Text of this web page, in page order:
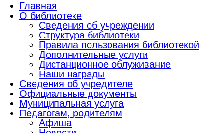
Главная
О библиотеке
Сведения об учреждении
Структура библиотеки
Правила пользования библиотекой
Дополнительные услуги
Дистанционное облуживание
Наши награды
Сведения об учредителе
Официальные документы
Муниципальная услуга
Педагогам, родителям
Афиша